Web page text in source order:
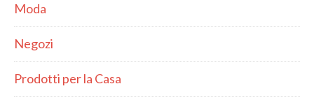
Moda
Negozi
Prodotti per la Casa